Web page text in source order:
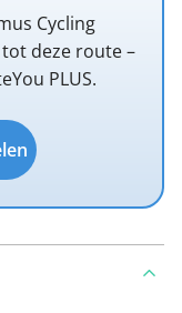
Cycling
deze route –
PLUS.